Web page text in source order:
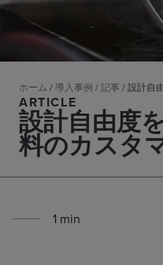
ホーム / 導入事例 /記事 /設計自
ARTICLE
設計自由度
料のカスタ
1 min